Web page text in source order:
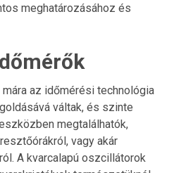
meghatározásához és
mára az időmérési technológia
váltak, és szinte
megtalálhatók,
vagy akár
A kvarcalapú oszcillátorok